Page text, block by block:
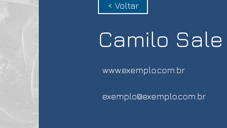
< Voltar
Camilo
www.exemplo.com.br
exemplo@exemplo.com.br